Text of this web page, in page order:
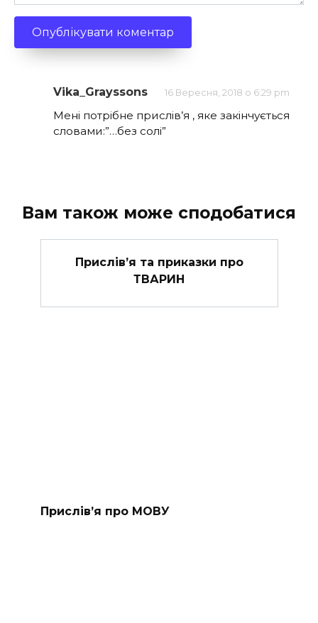
Vika_Grayssons 16 Вересня, 2018 о 6:29 pm
Мені потрібне прислів’я , яке закінчується
словами:”…без солі”
Вам також може сподобатися
Прислів’я та приказки про
ТВАРИН
Прислів’я про МОВУ